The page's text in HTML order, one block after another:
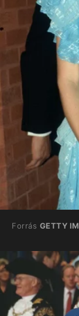
Forrás GETTY